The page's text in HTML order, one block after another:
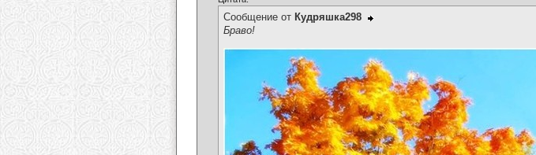
Сообщение от Кудряшка298
Браво!